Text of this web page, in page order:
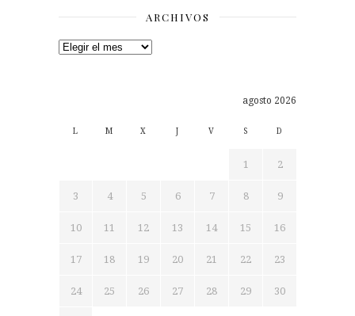
ARCHIVOS
Archivos
agosto 2026
L M X J V S D
1 2
3 4 5 6 7 8 9
10 11 12 13 14 15 16
17 18 19 20 21 22 23
24 25 26 27 28 29 30